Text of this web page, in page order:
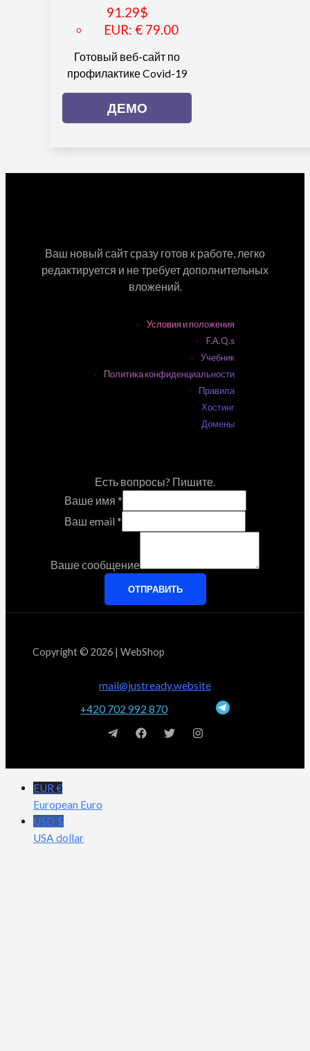
91.29$
EUR: € 79.00
Готовый веб-сайт по
профилактике Covid-19
ДЕМО
Ваш новый сайт сразу готов к работе, легко
редактируется и не требует дополнительных
вложений.
Условия и положения
F.A.Q.s
Учебник
Политика конфиденциальности
Правила
Хостинг
Домены
Есть вопросы? Пишите.
Ваше имя *
Ваш email *
Ваше сообщение
ОТПРАВИТЬ
Copyright © 2026 | WebShop
mail@justready.website
+420 702 992 870
EUR €
European Euro
USD $
USA dollar